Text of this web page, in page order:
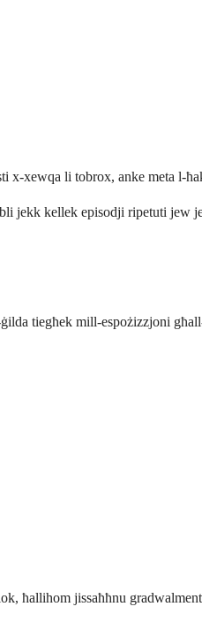
xewqa li tobrox, anke meta l-
jekk kellek episodji ripetuti jew
tiegħek mill-espożizzjoni
ħallihom jissaħħnu